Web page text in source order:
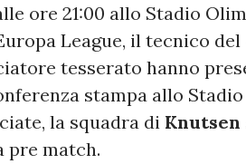
ore 21:00 allo Stadio
League, il tecnico del
tesserato hanno
stampa allo
la squadra di Knutsen
pre match.